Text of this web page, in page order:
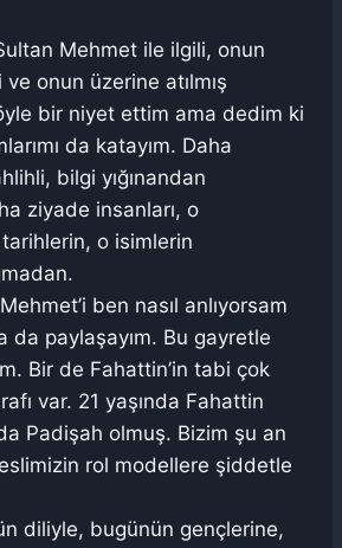
Mehmet ile ilgili, onun
onun üzerine atılmış
bir niyet ettim ama dedim ki
da katayım. Daha
bilgi yığınandan
ziyade insanları, o
o isimlerin
ben nasıl anlıyorsam
da paylaşayım. Bu gayretle
Bir de Fahattin’in tabi çok
var. 21 yaşında Fahattin
Padişah olmuş. Bizim şu an
rol modellere şiddetle
diliyle, bugünün gençlerine,